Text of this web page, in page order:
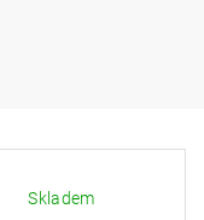
Skladem